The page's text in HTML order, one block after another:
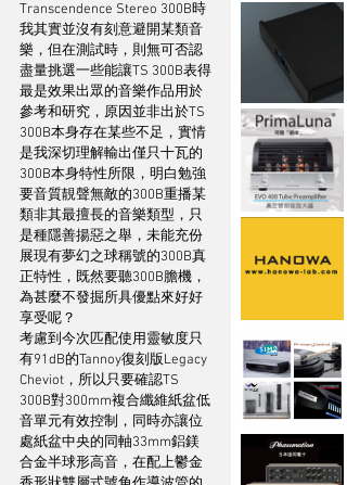
Transcendence Stereo 300B時
我其實並沒有刻意避開某類音
樂，但在測試時，則無可否認
盡量挑選一些能讓TS 300B表得
最是效果出眾的音樂作品用於
參考和研究，原因並非出於TS
300B本身存在某些不足，實情
是我深切理解輸出僅只十瓦的
300B本身特性所限，明白勉強
要音質靚聲無敵的300B重播某
類非其最擅長的音樂類型，只
是種隱善揚惡之舉，未能充份
展現有夢幻之球稱號的300B真
正特性，既然要聽300B膽機，
為甚麼不發掘所具優點來好好
享受呢？
考慮到今次匹配使用靈敏度只
有91dB的Tannoy復刻版Legacy
Cheviot，所以只要確認TS
300B對300mm複合纖維紙盆低
音單元有效控制，同時亦讓位
處紙盆中央的同軸33mm鋁鎂
合金半球形高音，在配上鬱金